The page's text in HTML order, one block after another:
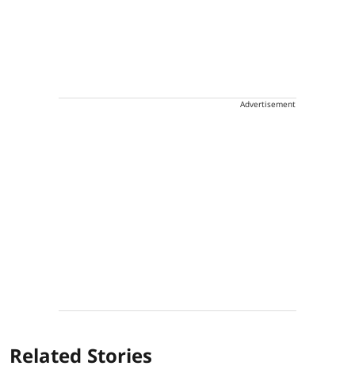
Advertisement
Related Stories